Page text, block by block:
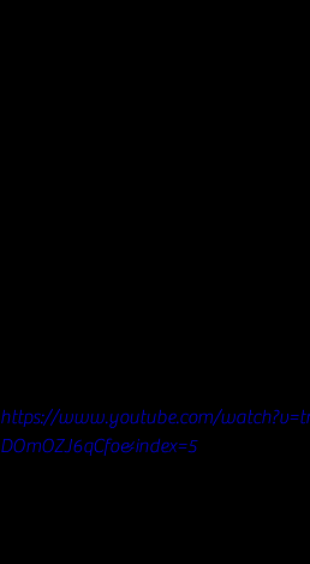
https://www.youtube.com/
DOmOZJ6qCfo&index=5